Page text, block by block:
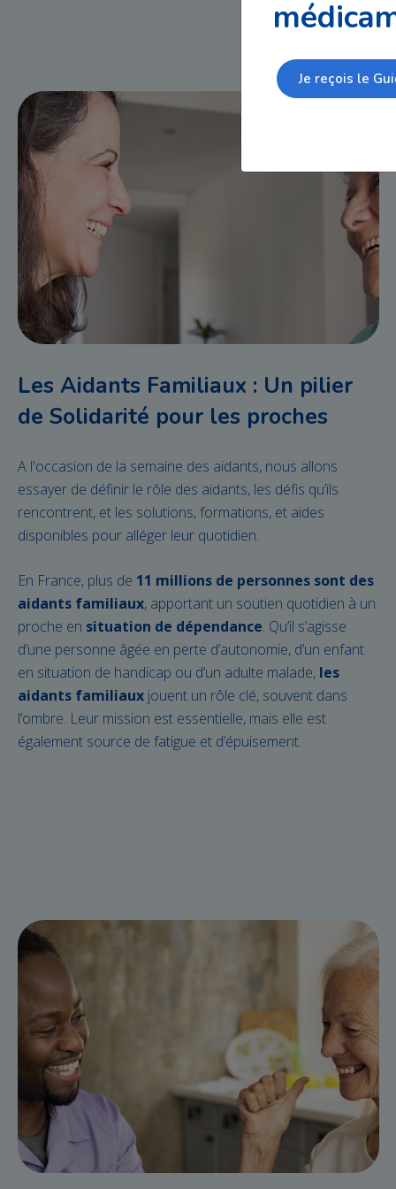
Les Aidants Familiaux : Un pilier
de Solidarité pour les proches
A l'occasion de la semaine des aidants, nous allons
essayer de définir le rôle des aidants, les défis qu’ils
rencontrent, et les solutions, formations, et aides
disponibles pour alléger leur quotidien.
En France, plus de 11 millions de personnes sont des
aidants familiaux, apportant un soutien quotidien à un
proche en situation de dépendance. Qu’il s’agisse
d’une personne âgée en perte d’autonomie, d’un enfant
en situation de handicap ou d’un adulte malade, les
aidants familiaux jouent un rôle clé, souvent dans
l’ombre. Leur mission est essentielle, mais elle est
également source de fatigue et d’épuisement.
Je reçois le